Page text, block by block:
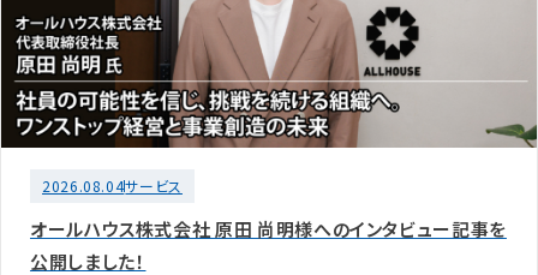
2026.08.04サービス
オールハウス株式会社 原田 尚明様へのインタビュー記事を
公開しました！